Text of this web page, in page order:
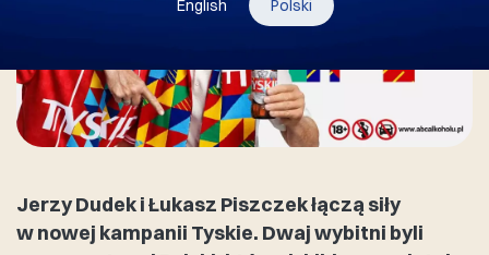
English Polski
Jerzy Dudek i Łukasz Piszczek łączą siły
w nowej kampanii Tyskie. Dwaj wybitni byli